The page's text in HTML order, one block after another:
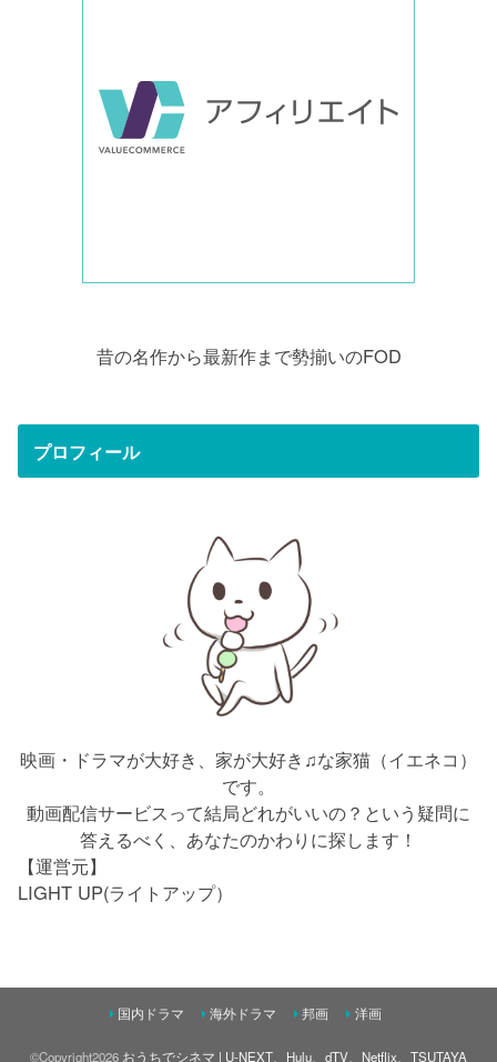
昔の名作から最新作まで勢揃いのFOD
プロフィール
映画・ドラマが大好き、家が大好き♫な家猫（イエネコ）
です。
動画配信サービスって結局どれがいいの？という疑問に
答えるべく、あなたのかわりに探します！
【運営元】
LIGHT UP(ライトアップ）
国内ドラマ 海外ドラマ 邦画 洋画
©Copyright2026 おうちでシネマ | U-NEXT、Hulu、dTV、Netflix、TSUTAYA